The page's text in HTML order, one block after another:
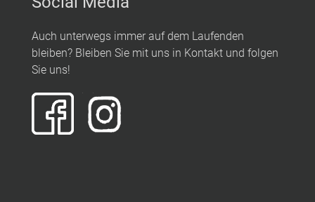
Auch unterwegs immer auf dem Laufenden
bleiben? Bleiben Sie mit uns in Kontakt und folgen
Sie uns!